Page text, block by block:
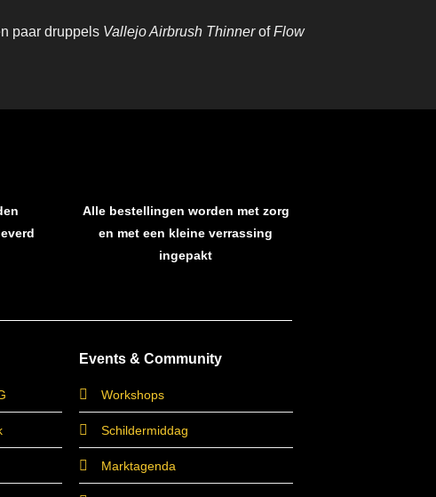
paar druppels Vallejo Airbrush ThinnerofFlow
Alle bestellingen worden met zorg
en met een kleine verrassing
ingepakt
Events & Community
Workshops
Schildermiddag
Marktagenda